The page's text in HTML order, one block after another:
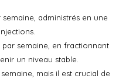
administrés en une
semaine, en fractionnant
un niveau stable.
mais il est crucial de